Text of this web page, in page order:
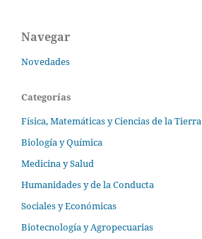
Navegar
Novedades
Categorías
Física, Matemáticas y Ciencias de la Tierra
Biología y Química
Medicina y Salud
Humanidades y de la Conducta
Sociales y Económicas
Biotecnología y Agropecuarias